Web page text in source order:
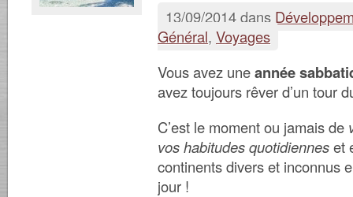
13/09/2014 dans
Général, Voyages
Vous avez uneannée
avez toujours rêver d’un tour
C’est le moment ou jamais de
vos habitudes quotidienneset
continents divers et inconnus
jour !